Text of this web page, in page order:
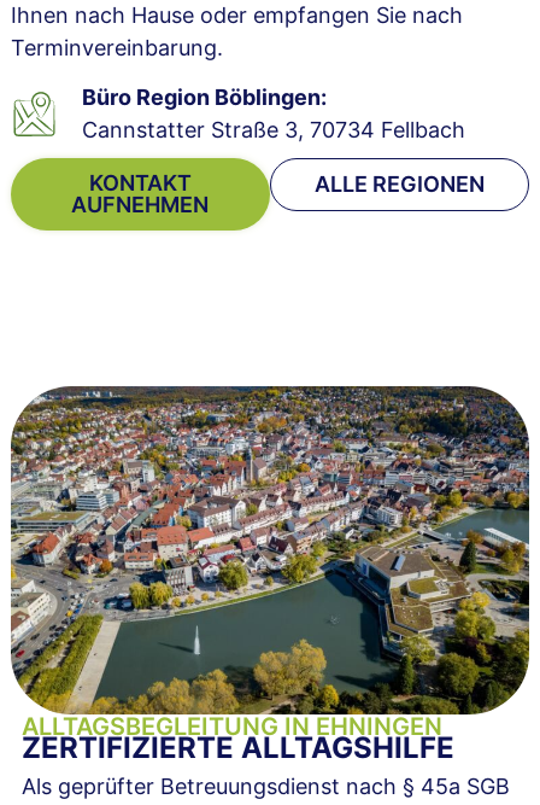
Ihnen nach Hause oder empfangen Sie nach
Terminvereinbarung.
Büro Region Böblingen:
Cannstatter Straße 3, 70734 Fellbach
KONTAKT
AUFNEHMEN
ALLE REGIONEN
ALLTAGSBEGLEITUNG IN EHNINGEN
ZERTIFIZIERTE ALLTAGSHILFE
Als geprüfter Betreuungsdienst nach § 45a SGB